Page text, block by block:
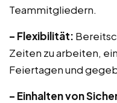
Teammitgliedern.
– Flexibilität:
Zeiten zu arbeiten,
Feiertagen und
– Einhalten von